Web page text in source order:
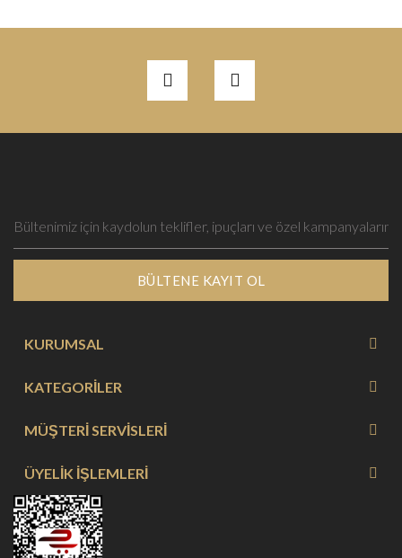
BÜLTENE KAYIT OL
KURUMSAL
KATEGORİLER
MÜŞTERİ SERVİSLERİ
ÜYELİK İŞLEMLERİ